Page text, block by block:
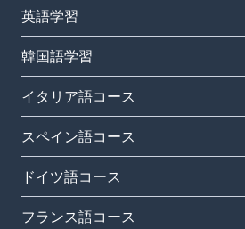
英語学習
韓国語学習
イタリア語コース
スペイン語コース
ドイツ語コース
フランス語コース